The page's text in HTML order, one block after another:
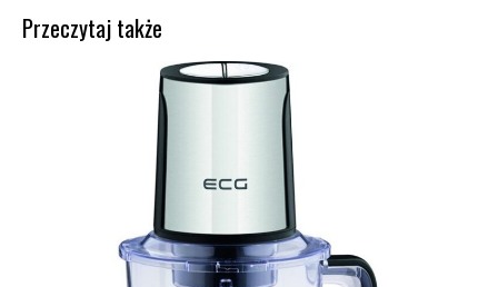
Przeczytaj także